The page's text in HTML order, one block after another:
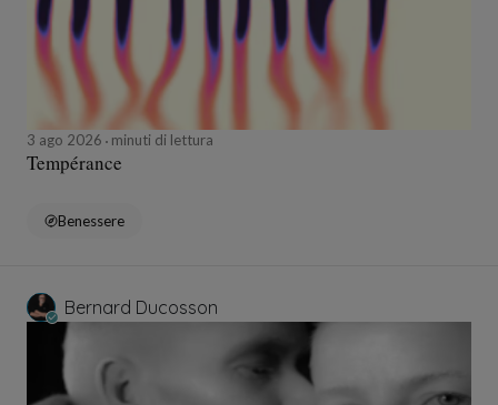
3 ago 2026 minuti di lettura
Tempérance
Benessere
Bernard Ducosson